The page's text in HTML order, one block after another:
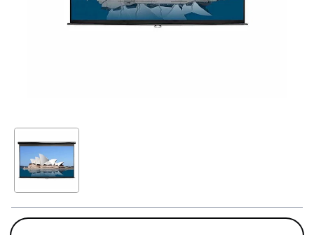
GAMING pasaule >
Spēļu konsoles un piederumi
Datu nesēji
Projektori un ekrāni
Projektori